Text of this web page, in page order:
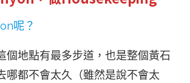
呢？
個地點有最多步道，也是整個黃石
哪都不會太久（雖然是說不會太